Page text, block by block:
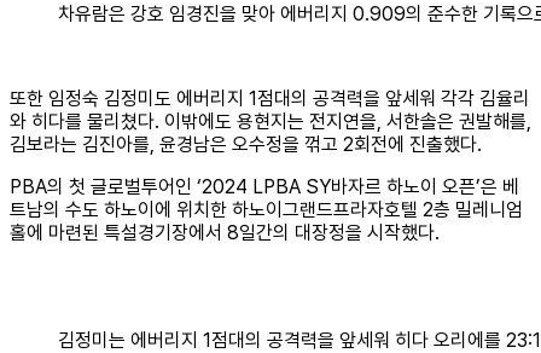
차유람은 강호 임경진을 맞아 에버리지 0.909의 준수한 기록으
또한 임정숙 김정미도 에버리지 1점대의 공격력을 앞세워 각각 김율리
와 히다를 물리쳤다. 이밖에도 용현지는 전지연을, 서한솔은 권발해를,
김보라는 김진아를, 윤경남은 오수정을 꺾고 2회전에 진출했다.
PBA의 첫 글로벌투어인 ‘2024 LPBA SY바자르 하노이 오픈’은 베
트남의 수도 하노이에 위치한 하노이그랜드프라자호텔 2층 밀레니엄
홀에 마련된 특설경기장에서 8일간의 대장정을 시작했다.
김정미는 에버리지 1점대의 공격력을 앞세워 히다 오리에를